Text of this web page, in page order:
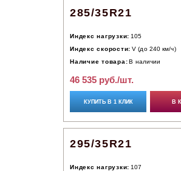
285/35R21
Индекс нагрузки: 105
Индекс скорости: V (до 240 км/ч)
Наличие товара: В наличии
46 535 руб./шт.
КУПИТЬ В 1 КЛИК В
295/35R21
Индекс нагрузки: 107